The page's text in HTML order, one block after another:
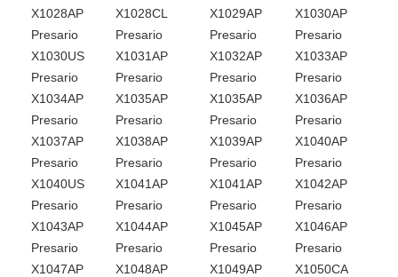
X1028AP
X1028CL
X1029AP
X1030AP
Presario
X1030US
Presario
X1031AP
Presario
X1032AP
Presario
X1033AP
Presario
X1034AP
Presario
X1035AP
Presario
X1035AP
Presario
X1036AP
Presario
X1037AP
Presario
X1038AP
Presario
X1039AP
Presario
X1040AP
Presario
X1040US
Presario
X1041AP
Presario
X1041AP
Presario
X1042AP
Presario
X1043AP
Presario
X1044AP
Presario
X1045AP
Presario
X1046AP
Presario
X1047AP
Presario
X1048AP
Presario
X1049AP
Presario
X1050CA